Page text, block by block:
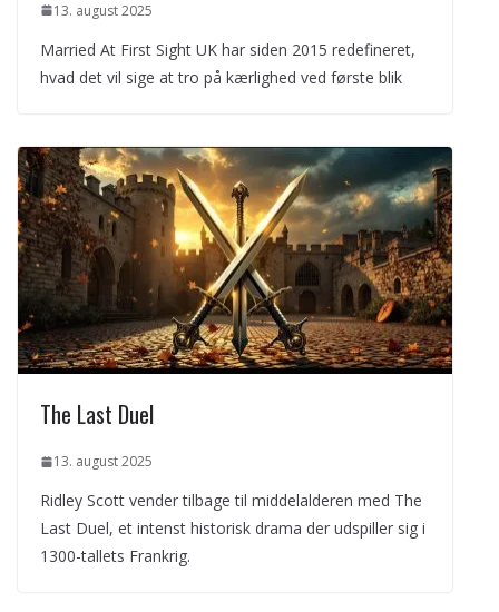
13. august 2025
Married At First Sight UK har siden 2015 redefineret,
hvad det vil sige at tro på kærlighed ved første blik
The Last Duel
13. august 2025
Ridley Scott vender tilbage til middelalderen med The
Last Duel, et intenst historisk drama der udspiller sig i
1300-tallets Frankrig.